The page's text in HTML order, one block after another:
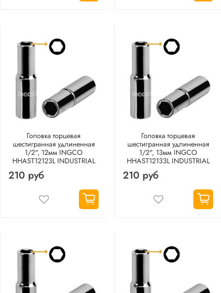
Головка торцевая
шестигранная удлиненная
1/2", 12мм INGCO
HHAST12123L INDUSTRIAL
210 руб
Головка торцевая
шестигранная удлиненная
1/2", 13мм INGCO
HHAST12133L INDUSTRIAL
210 руб